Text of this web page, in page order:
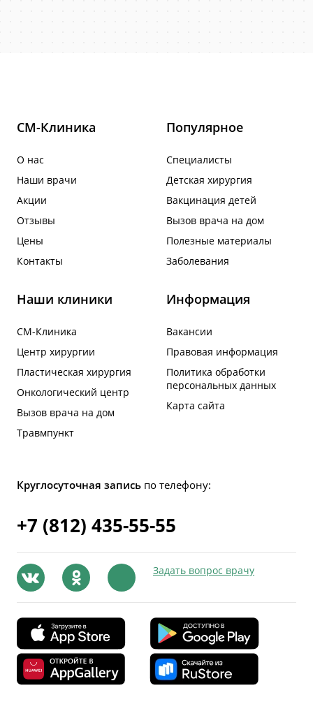
СМ-Клиника
О нас
Наши врачи
Акции
Отзывы
Цены
Контакты
Популярное
Специалисты
Детская хирургия
Вакцинация детей
Вызов врача на дом
Полезные материалы
Заболевания
Наши клиники
СМ-Клиника
Центр хирургии
Пластическая хирургия
Онкологический центр
Вызов врача на дом
Травмпункт
Информация
Вакансии
Правовая информация
Политика обработки
персональных данных
Карта сайта
Круглосуточная запись по телефону:
+7 (812) 435-55-55
Задать вопрос врачу